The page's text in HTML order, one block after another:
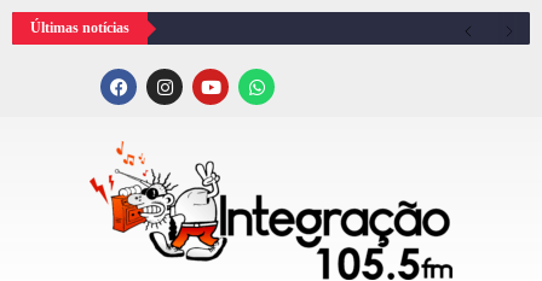
Últimas notícias